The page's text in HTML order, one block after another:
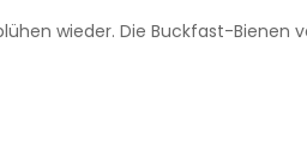
wieder. Die Buckfast-Bienen